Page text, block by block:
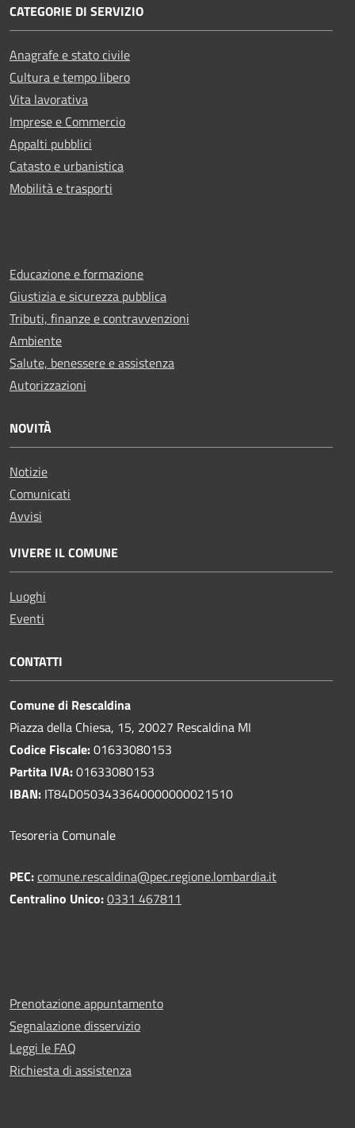
CATEGORIE DI SERVIZIO
Anagrafe e stato civile
Cultura e tempo libero
Vita lavorativa
Imprese e Commercio
Appalti pubblici
Catasto e urbanistica
Mobilità e trasporti
Educazione e formazione
Giustizia e sicurezza pubblica
Tributi, finanze e contravvenzioni
Ambiente
Salute, benessere e assistenza
Autorizzazioni
NOVITÀ
Notizie
Comunicati
Avvisi
VIVERE IL COMUNE
Luoghi
Eventi
CONTATTI
Comune di Rescaldina
Piazza della Chiesa, 15, 20027 Rescaldina MI
Codice Fiscale:01633080153
Partita IVA:01633080153
IBAN: IT84D0503433640000000021510
Tesoreria Comunale
PEC:comune.rescaldina@pec.regione.lombardia.it
Centralino Unico:0331 467811
Prenotazione appuntamento
Segnalazione disservizio
Leggi le FAQ
Richiesta di assistenza